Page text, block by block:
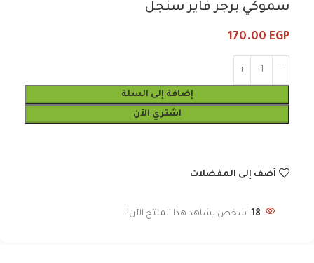
سموكي برجر فاير سنجل
170.00 EGP
إضافة إلى السلة
اشتري الآن
أضف إلى المفضلات
18 شخص يشاهد هذا المنتج الآن!